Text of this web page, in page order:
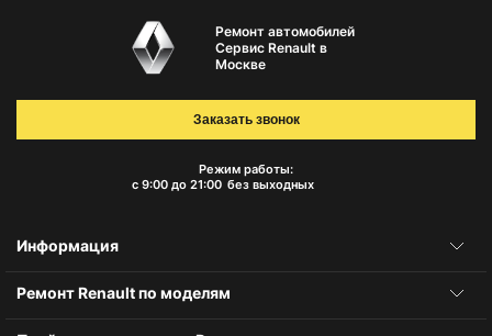
Ремонт автомобилей
Сервис Renault в
Москве
Режим работы:
с 9:00 до 21:00 без выходных
Заказать звонок
Информация
Ремонт Renault по моделям